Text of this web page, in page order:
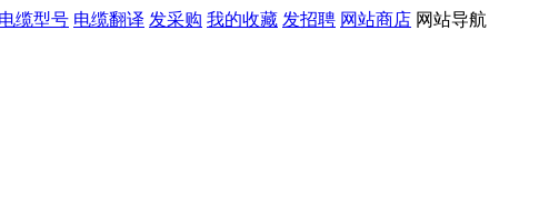
缆型号 电缆翻译 发采购 我的收藏 发招聘 网站商店 网站导航